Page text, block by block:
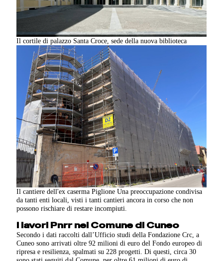
Il cortile di palazzo Santa Croce, sede della nuova biblioteca
Il cantiere dell'ex caserma Piglione Una preoccupazione condivisa
da tanti enti locali, visti i tanti cantieri ancora in corso che non
possono rischiare di restare incompiuti.
I lavori Pnrr nel Comune di Cuneo
Secondo i dati raccolti dall’Ufficio studi della Fondazione Crc, a
Cuneo sono arrivati oltre 92 milioni di euro del Fondo europeo di
ripresa e resilienza, spalmati su 228 progetti. Di questi, circa 30